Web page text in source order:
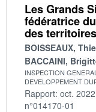
Les Grands
fédératrice
des territoires
BOISSEAUX,
BACCAINI,
INSPECTION
DEVELOPPEMENT
Rapport: oct. 2022
n°014170-01